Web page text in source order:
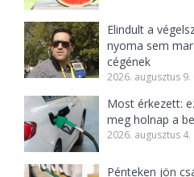
Elindult a
nyoma sem
cégének
2026. augusztus 9.
Most érkezett:
meg holnap a
2026. augusztus 4.
Pénteken jön